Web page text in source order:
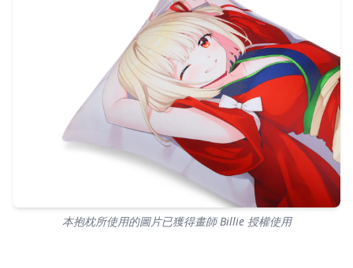
本抱枕所使用的圖片已獲得畫師 Billie 授權使用